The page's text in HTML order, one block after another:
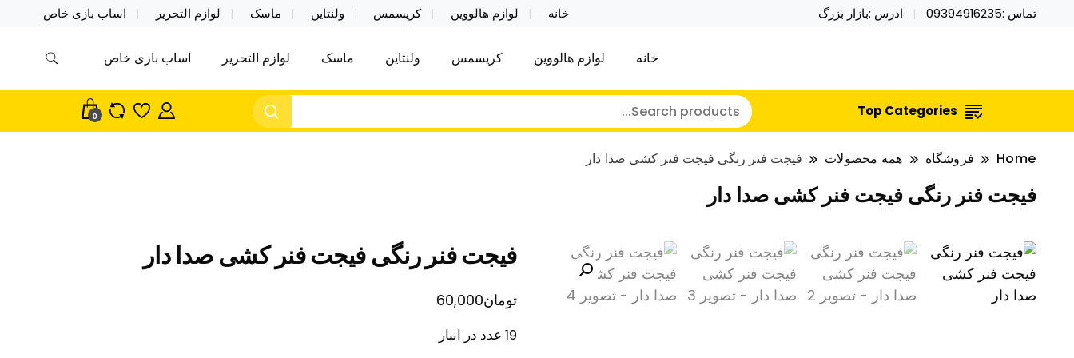
تماس :09394916235 ادرس :بازار بزرگ خانه لوازم هالووین کریسمس ولنتاین ماسک لوازم التحریر اساب بازی خاص
نایکر توی فروش عمده لوازم هالووین ولن تاین کادویی کریسمس اکسسوری ماسک
خرید محصولات خاص فیجت اسباب بازی تراول ماگ نایکر توی فروش عمده لوازم هالووین ولن تاین کادویی کریسمس اکسسوری ماسک در واردات مستقیم
خانه لوازم هالووین کریسمس ولنتاین ماسک لوازم التحریر اساب بازی خاص
Top Categories
0
Home فروشگاه همه محصولات فیجت فنر رنگی فیجت فنر کشی صدا دار
فیجت فنر رنگی فیجت فنر کشی صدا دار
فیجت فنر رنگی فیجت فنر کشی صدا دار
تومان60,000
19 عدد در انبار